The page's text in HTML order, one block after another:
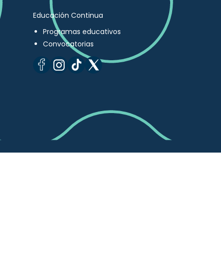
Educación Continua
Programas educativos
Convocatorias